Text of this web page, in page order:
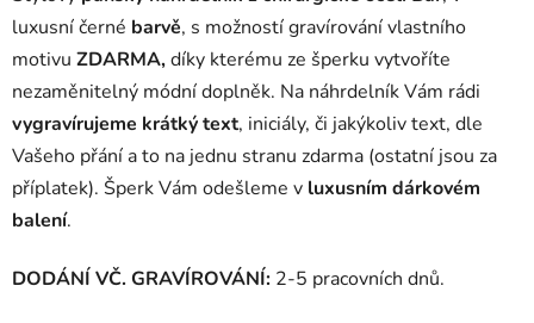
luxusní černé barvě, s možností gravírování vlastního
motivu ZDARMA,díky kterému ze šperku vytvoříte
nezaměnitelný módní doplněk. Na náhrdelník Vám rádi
vygravírujeme krátký text, iniciály, či jakýkoliv text, dle
Vašeho přání a to na jednu stranu zdarma (ostatní jsou za
příplatek). Šperk Vám odešleme v luxusním dárkovém
balení.
DODÁNÍ VČ. GRAVÍROVÁNÍ: 2-5 pracovních dnů.